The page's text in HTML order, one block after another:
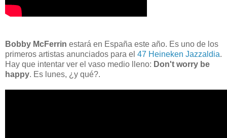
Bobby McFerrin estará en España este año. Es uno de los
primeros artistas anunciados para el 47 Heineken Jazzaldia.
Hay que intentar ver el vaso medio lleno: Don't worry be
happy. Es lunes, ¿y qué?.